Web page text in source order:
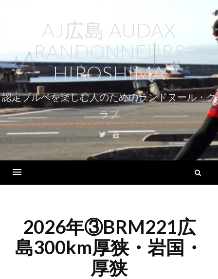
ツ
へ
キ
ッ
プ
AJ広島 AUDAX
RANDONNEURS
HIROSHIMA
認定ブルベを楽しむ人のためのランドヌール・ク
ラブ
TwitterYoutube
2026年③BRM221広
島300km厚狭・岩国・
厚狭